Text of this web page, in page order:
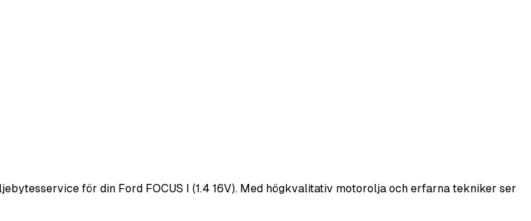
för din Ford FOCUS I (1.4 16V). Med högkvalitativ motorolja och erfarna tekniker ser